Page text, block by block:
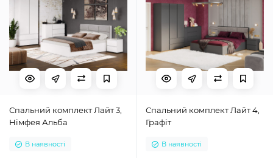
Спальний комплект Лайт 3,
Німфея Альба
В наявності
Спальний комплект Лайт 4,
Графіт
В наявності